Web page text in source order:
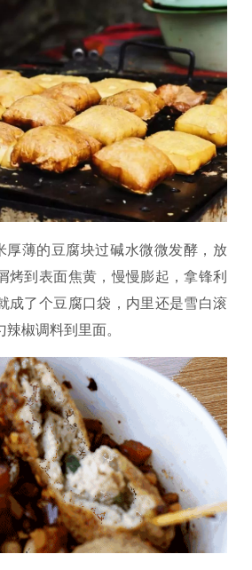
厚薄的豆腐块过碱水微微发酵，放
烤到表面焦黄，慢慢膨起，拿锋利
成了个豆腐口袋，内里还是雪白滚
椒调料到里面。